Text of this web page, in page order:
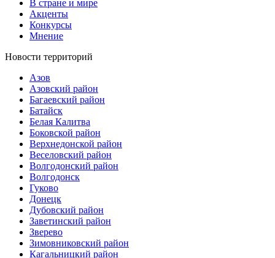
В стране и мире
Акценты
Конкурсы
Мнение
Новости территорий
Азов
Азовский район
Багаевский район
Батайск
Белая Калитва
Боковской район
Верхнедонской район
Веселовский район
Волгодонский район
Волгодонск
Гуково
Донецк
Дубовский район
Заветинский район
Зверево
Зимовниковский район
Кагальницкий район